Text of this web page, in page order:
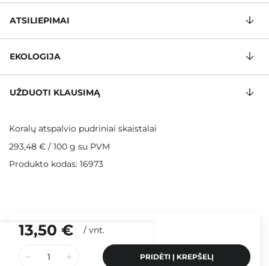
13,50 € / vnt.
PRIDĖTI Į KREPŠELĮ
ATSILIEPIMAI
EKOLOGIJA
UŽDUOTI KLAUSIMĄ
Koralų atspalvio pudriniai skaistalai
293,48 € / 100 g su PVM
Produkto kodas: 16973